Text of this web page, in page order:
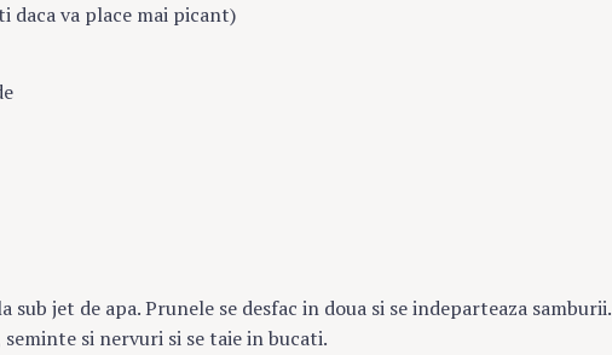
daca va place mai picant)
sub jet de apa. Prunele se desfac in doua si se indeparteaza samburii.
si nervuri si se taie in bucati.